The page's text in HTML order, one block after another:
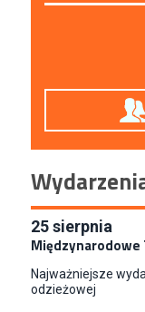
25sierpnia
Międzynarodowe
Najważniejsze
odzieżowej